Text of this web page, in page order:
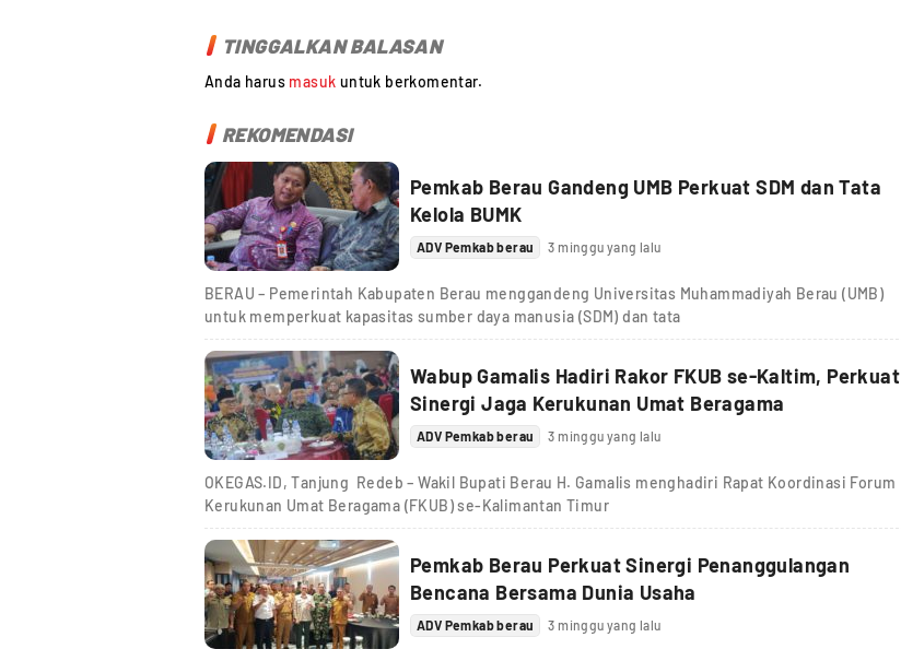
TINGGALKAN BALASAN
Anda harus masuk untuk berkomentar.
REKOMENDASI
Pemkab Berau Gandeng UMB Perkuat SDM dan Tata
Kelola BUMK
ADV Pemkab berau 3 minggu yang lalu
BERAU – Pemerintah Kabupaten Berau menggandeng Universitas Muhammadiyah Berau (UMB)
untuk memperkuat kapasitas sumber daya manusia (SDM) dan tata
Wabup Gamalis Hadiri Rakor FKUB se-Kaltim, Perkuat
Sinergi Jaga Kerukunan Umat Beragama
ADV Pemkab berau 3 minggu yang lalu
OKEGAS.ID, Tanjung Redeb – Wakil Bupati Berau H. Gamalis menghadiri Rapat Koordinasi Forum
Kerukunan Umat Beragama (FKUB) se-Kalimantan Timur
Pemkab Berau Perkuat Sinergi Penanggulangan
Bencana Bersama Dunia Usaha
ADV Pemkab berau 3 minggu yang lalu